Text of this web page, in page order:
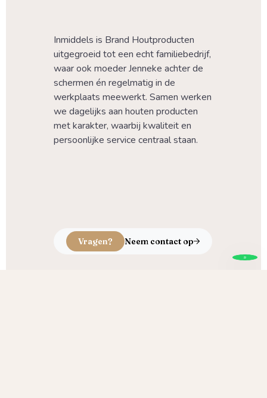
Inmiddels is Brand Houtproducten
uitgegroeid tot een echt familiebedrijf,
waar ook moeder Jenneke achter de
schermen én regelmatig in de
werkplaats meewerkt. Samen werken
we dagelijks aan houten producten
met karakter, waarbij kwaliteit en
persoonlijke service centraal staan.
Vragen? Neem contact op